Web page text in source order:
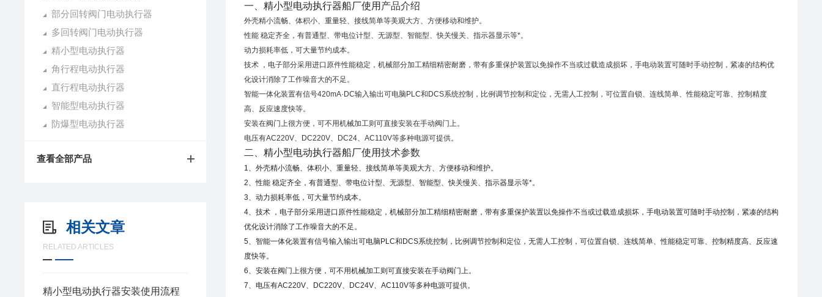
部分回转阀门电动执行器
多回转阀门电动执行器
精小型电动执行器
角行程电动执行器
直行程电动执行器
智能型电动执行器
防爆型电动执行器
查看全部产品
相关文章
RELATED ARTICLES
精小型电动执行器安装使用流程
一、 精小型电动执行器船厂使用 产品介绍
外壳精小流畅、体积小、重量轻、接线简单等美观大方、方便移动和维护。
性能 稳定齐全，有普通型、带电位计型、无源型、智能型、快关慢关、指示器显示等*。
动力损耗率低，可大量节约成本。
技术 ，电子部分采用进口原件性能稳定，机械部分加工精细精密耐磨，带有多重保护装置以免操作不当或过载造成损坏，手电动装置可随时手动控制，紧凑的结构优
化设计消除了工作噪音大的不足。
智能一体化装置有信号420mA·DC输入输出可电脑PLC和DCS系统控制，比例调节控制和定位，无需人工控制，可位置自锁、连线简单、性能稳定可靠、控制精度
高、反应速度快等。
安装在阀门上很方便，可不用机械加工则可直接安装在手动阀门上。
电压有AC220V、DC220V、DC24、AC110V等多种电源可提供。
二、 精小型电动执行器船厂使用技术参数
1、外壳精小流畅、体积小、重量轻、接线简单等美观大方、方便移动和维护。
2、性能 稳定齐全，有普通型、带电位计型、无源型、智能型、快关慢关、指示器显示等*。
3、动力损耗率低，可大量节约成本。
4、技术 ，电子部分采用进口原件性能稳定，机械部分加工精细精密耐磨，带有多重保护装置以免操作不当或过载造成损坏，手电动装置可随时手动控制，紧凑的结构
优化设计消除了工作噪音大的不足。
5、智能一体化装置有信号输入输出可电脑PLC和DCS系统控制，比例调节控制和定位，无需人工控制，可位置自锁、连线简单、性能稳定可靠、控制精度高、反应速
度快等。
6、安装在阀门上很方便，可不用机械加工则可直接安装在手动阀门上。
7、电压有AC220V、DC220V、DC24V、AC110V等多种电源可提供。